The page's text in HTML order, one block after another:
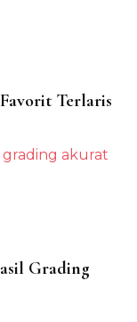
Terlaris
Grading